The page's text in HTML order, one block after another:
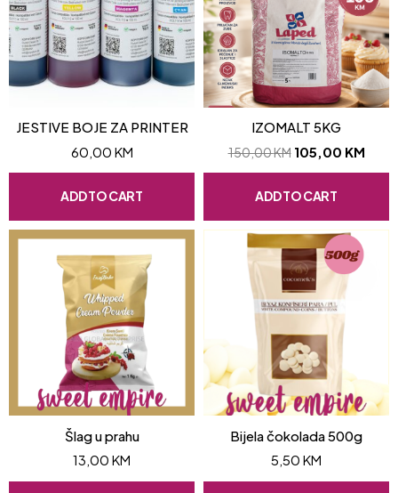
JESTIVE BOJE ZA PRINTER
60,00 KM
ADD TO CART
IZOMALT 5KG
150,00KM 105,00 KM
ADD TO CART
Šlag u prahu
13,00 KM
Bijela čokolada 500g
5,50 KM